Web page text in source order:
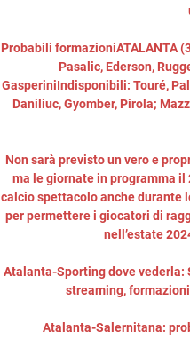
Probabili formazioniATALANTA
Pasalic, Ederson,
GasperiniIndisponibili: Touré,
Daniliuc, Gyomber, Pirola;
Non sarà previsto un vero e
ma le giornate in programma
calcio spettacolo anche durante
per permettere i giocatori di
nell’estate
Atalanta-Sporting dove vederla:
streaming,
Atalanta-Salernitana: